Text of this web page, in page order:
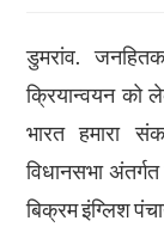
डुमरांव.
क्रियान्वयन को
भारत हमारा
विधानसभा
बिक्रम इंग्लिश